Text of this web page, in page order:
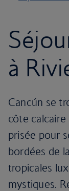
à
Cancún se
côte calcaire
prisée pour
bordées de
tropicales
mystiques.